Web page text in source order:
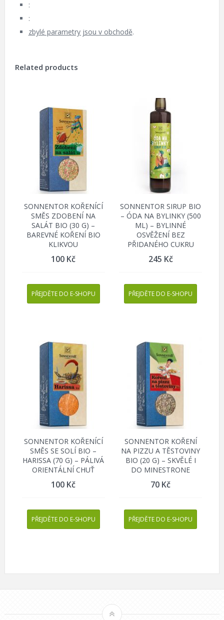
:
:
zbylé parametry jsou v obchodě.
Related products
SONNENTOR KOŘENÍCÍ
SMĚS ZDOBENÍ NA
SALÁT BIO (30 G) –
BAREVNÉ KOŘENÍ BIO
KLIKVOU
100 Kč
PŘEJDĚTE DO E-SHOPU
SONNENTOR SIRUP BIO
– ÓDA NA BYLINKY (500
ML) – BYLINNÉ
OSVĚŽENÍ BEZ
PŘIDANÉHO CUKRU
245 Kč
PŘEJDĚTE DO E-SHOPU
SONNENTOR KOŘENÍCÍ
SMĚS SE SOLÍ BIO –
HARISSA (70 G) – PÁLIVÁ
ORIENTÁLNÍ CHUŤ
100 Kč
PŘEJDĚTE DO E-SHOPU
SONNENTOR KOŘENÍ
NA PIZZU A TĚSTOVINY
BIO (20 G) – SKVĚLÉ I
DO MINESTRONE
70 Kč
PŘEJDĚTE DO E-SHOPU